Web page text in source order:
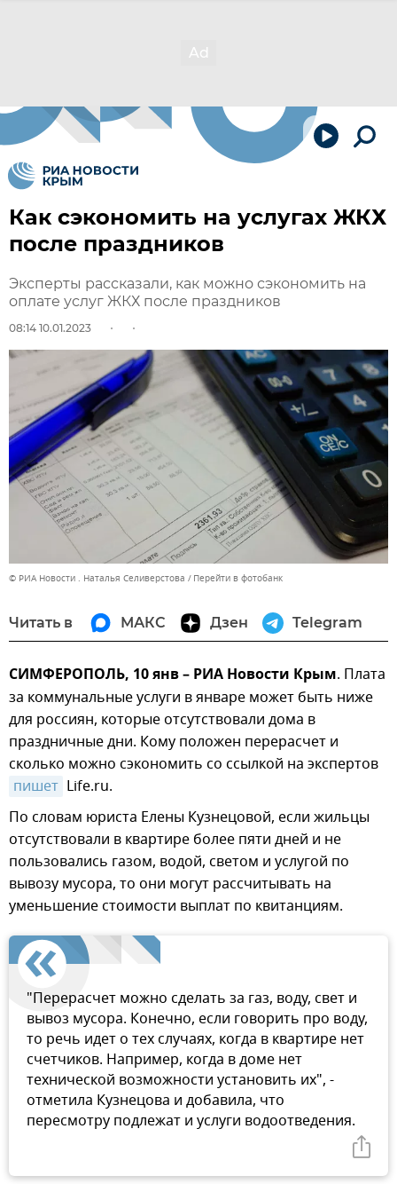
Как сэкономить на услугах ЖКХ
после праздников
Эксперты рассказали, как можно сэкономить на
оплате услуг ЖКХ после праздников
08:14 10.01.2023
© РИА Новости . Наталья Селиверстова Перейти в фотобанк
Читать в МАКС Дзен Telegram
СИМФЕРОПОЛЬ, 10 янв – РИА Новости Крым. Плата
за коммунальные услуги в январе может быть ниже
для россиян, которые отсутствовали дома в
праздничные дни. Кому положен перерасчет и
сколько можно сэкономить со ссылкой на экспертов
пишет Life.ru.
По словам юриста Елены Кузнецовой, если жильцы
отсутствовали в квартире более пяти дней и не
пользовались газом, водой, светом и услугой по
вывозу мусора, то они могут рассчитывать на
уменьшение стоимости выплат по квитанциям.
"Перерасчет можно сделать за газ, воду, свет и
вывоз мусора. Конечно, если говорить про воду,
то речь идет о тех случаях, когда в квартире нет
счетчиков. Например, когда в доме нет
технической возможности установить их", -
отметила Кузнецова и добавила, что
пересмотру подлежат и услуги водоотведения.